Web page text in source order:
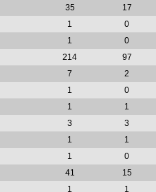
35
17
1
0
1
0
214
97
7
2
1
0
1
1
3
3
1
1
1
0
41
15
1
1